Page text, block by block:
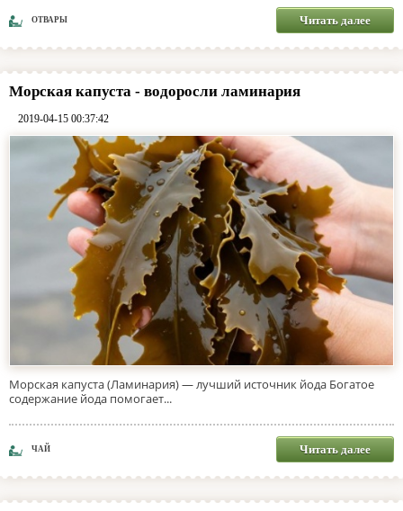
ОТВАРЫ Читать далее
Морская капуста - водоросли ламинария
2019-04-15 00:37:42
Морская капуста (Ламинария) — лучший источник йода Богатое
содержание йода помогает...
ЧАЙ Читать далее